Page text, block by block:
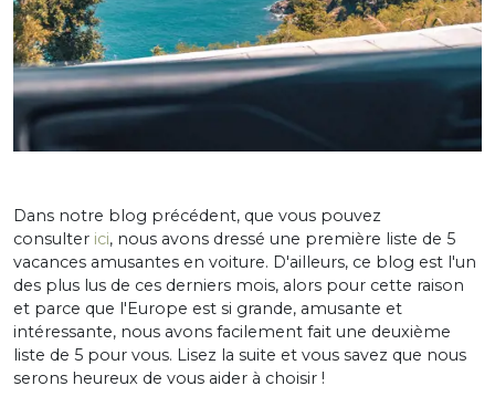
Dans notre blog précédent, que vous pouvez
consulter ici, nous avons dressé une première liste de 5
vacances amusantes en voiture. D'ailleurs, ce blog est l'un
des plus lus de ces derniers mois, alors pour cette raison
et parce que l'Europe est si grande, amusante et
intéressante, nous avons facilement fait une deuxième
liste de 5 pour vous. Lisez la suite et vous savez que nous
serons heureux de vous aider à choisir !